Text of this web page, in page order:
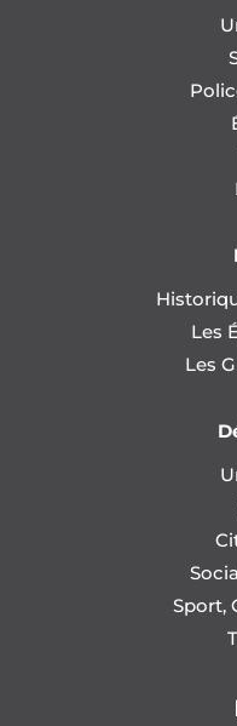
Les
Les
Sport,